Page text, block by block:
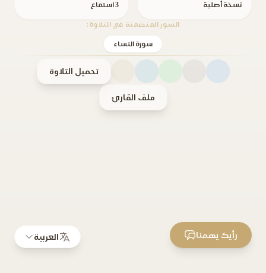
نسخة أصلية 3 استماع
السور المتضمنة في التلاوة:
سورة النساء
تحميل التلاوة
ملف القارئ
العربية رأيك يهمنا